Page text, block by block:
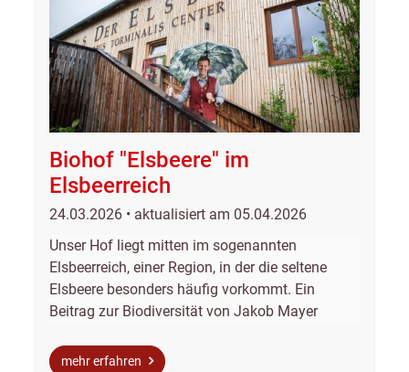
Biohof "Elsbeere" im
Elsbeerreich
24.03.2026 • aktualisiert am 05.04.2026
Unser Hof liegt mitten im sogenannten
Elsbeerreich, einer Region, in der die seltene
Elsbeere besonders häufig vorkommt. Ein
Beitrag zur Biodiversität von Jakob Mayer
mehr erfahren